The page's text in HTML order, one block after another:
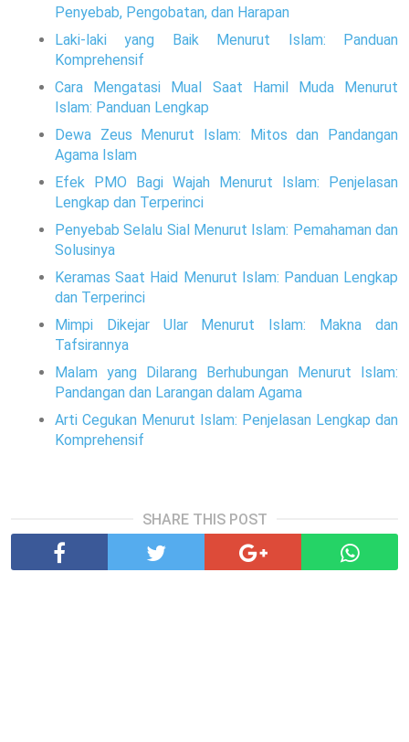
Penyebab, Pengobatan, dan Harapan
Laki-laki yang Baik Menurut Islam: Panduan
Komprehensif
Cara Mengatasi Mual Saat Hamil Muda Menurut
Islam: Panduan Lengkap
Dewa Zeus Menurut Islam: Mitos dan Pandangan
Agama Islam
Efek PMO Bagi Wajah Menurut Islam: Penjelasan
Lengkap dan Terperinci
Penyebab Selalu Sial Menurut Islam: Pemahaman dan
Solusinya
Keramas Saat Haid Menurut Islam: Panduan Lengkap
dan Terperinci
Mimpi Dikejar Ular Menurut Islam: Makna dan
Tafsirannya
Malam yang Dilarang Berhubungan Menurut Islam:
Pandangan dan Larangan dalam Agama
Arti Cegukan Menurut Islam: Penjelasan Lengkap dan
Komprehensif
SHARE THIS POST